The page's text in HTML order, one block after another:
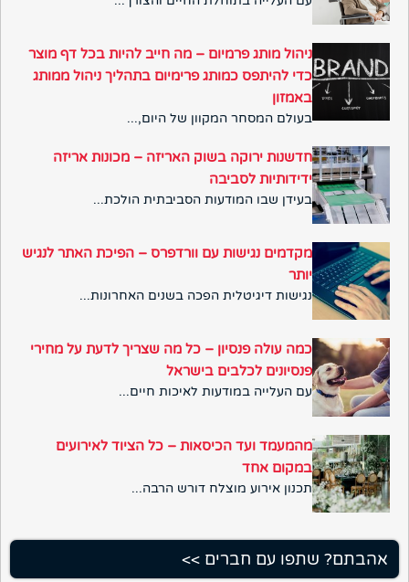
ניהול מותג פרמיום – מה חייב להיות בכל דף מוצר
כדי להיתפס כמותג פרימיום בתהליך ניהול ממותג
באמזון
בעולם המסחר המקוון של היום,...
חדשנות ירוקה בשוק האריזה – מכונות אריזה
ידידותיות לסביבה
בעידן שבו המודעות הסביבתית הולכת...
מקדמים נגישות עם וורדפרס – הפיכת האתר לנגיש
יותר
נגישות דיגיטלית הפכה בשנים האחרונות...
כמה עולה פנסיון – כל מה שצריך לדעת על מחירי
פנסיונים לכלבים בישראל
עם העלייה במודעות לאיכות חיים...
מהמעמד ועד הכיסאות – כל הציוד לאירועים
במקום אחד
תכנון אירוע מוצלח דורש הרבה...
אהבתם? שתפו עם חברים >>